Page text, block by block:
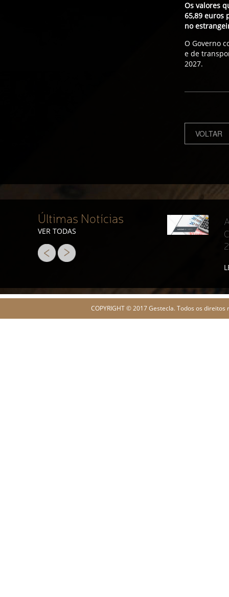
Os valores
65,89 euros
no
O Governo
e de
2027.
VOLTAR
Últimas Notícias
VER TODAS
COPYRIGHT © 2017 Gestecla. Todos os